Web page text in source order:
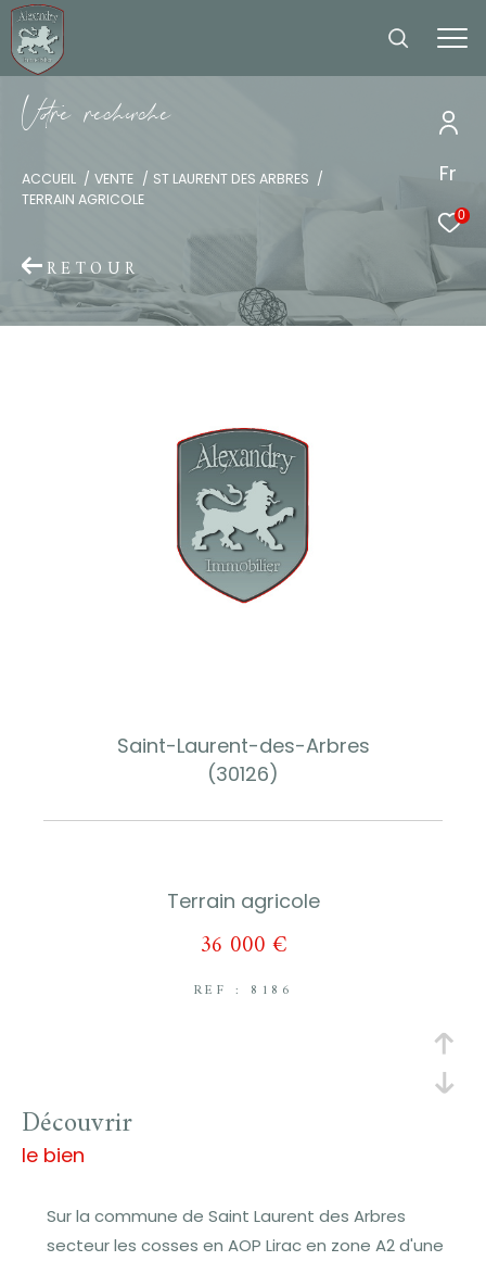
Fr
0
Vore recece
ACCUEIL VENTE
ST LAURENT DES ARBRES
TERRAIN AGRICOLE
RETOUR
Saint-Laurent-des-Arbres
(30126)
Terrain agricole
36 000 €
REF : 8186
découvrir
le bien
Sur la commune de Saint Laurent des Arbres
secteur les cosses en AOP Lirac en zone A2 d'une